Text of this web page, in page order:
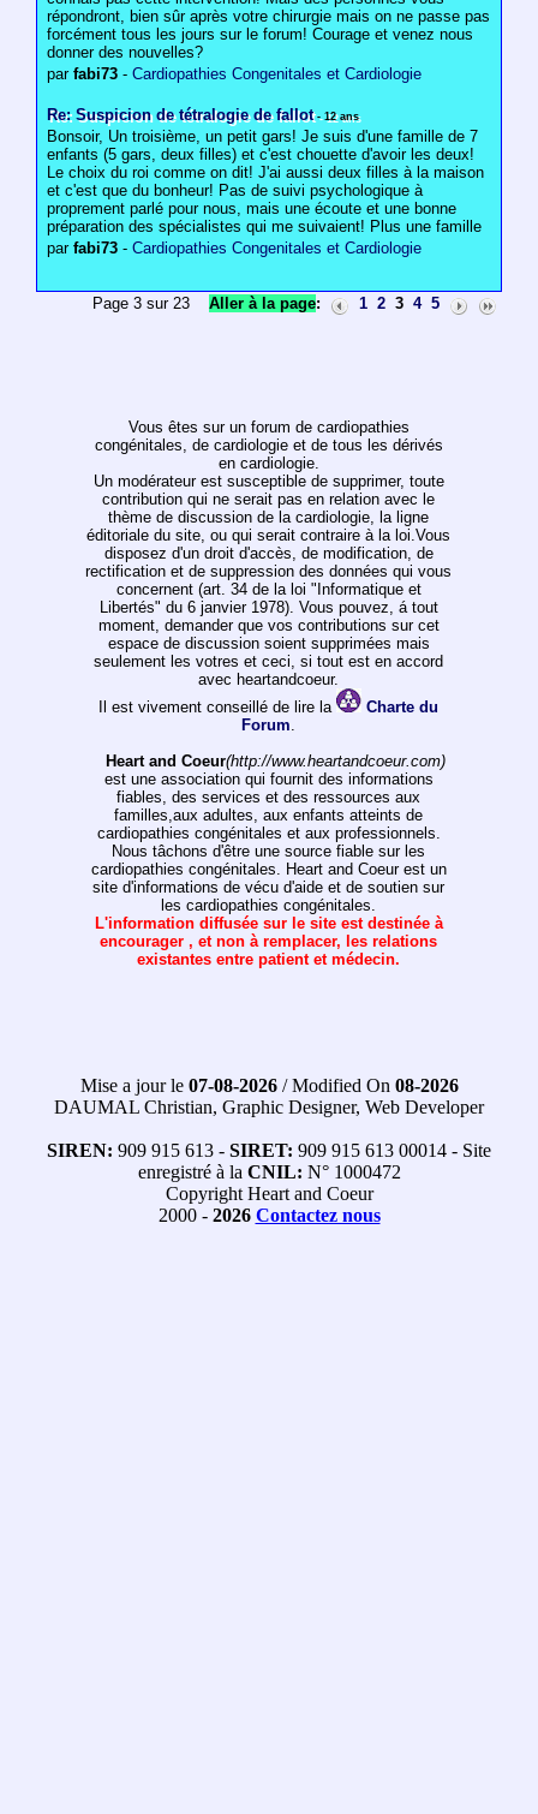
répondront, bien sûr après votre chirurgie mais on ne passe pas
forcément tous les jours sur le forum! Courage et venez nous
donner des nouvelles?
par fabi73- Cardiopathies Congenitales et Cardiologie
Re: Suspicion de tétralogie de fallot- 12 ans
Bonsoir, Un troisième, un petit gars! Je suis d'une famille de 7
enfants (5 gars, deux filles) et c'est chouette d'avoir les deux!
Le choix du roi comme on dit! J'ai aussi deux filles à la maison
et c'est que du bonheur! Pas de suivi psychologique à
proprement parlé pour nous, mais une écoute et une bonne
préparation des spécialistes qui me suivaient! Plus une famille
par fabi73- Cardiopathies Congenitales et Cardiologie
Page 3 sur 23Aller à la page: 1 2 3 4 5
Vous êtes sur un forum de cardiopathies
congénitales, de cardiologie et de tous les dérivés
en cardiologie.
Un modérateur est susceptible de supprimer, toute
contribution qui ne serait pas en relation avec le
thème de discussion de la cardiologie, la ligne
éditoriale du site, ou qui serait contraire à la loi.Vous
disposez d'un droit d'accès, de modification, de
rectification et de suppression des données qui vous
concernent (art. 34 de la loi "Informatique et
Libertés" du 6 janvier 1978). Vous pouvez, á tout
moment, demander que vos contributions sur cet
espace de discussion soient supprimées mais
seulement les votres et ceci, si tout est en accord
avec heartandcoeur.
Il est vivement conseillé de lire la
Charte du
Forum.
Heart and Coeur(http://www.heartandcoeur.com)
est une association qui fournit des informations
fiables, des services et des ressources aux
familles,aux adultes, aux enfants atteints de
cardiopathies congénitales et aux professionnels.
Nous tâchons d'être une source fiable sur les
cardiopathies congénitales. Heart and Coeur est un
site d'informations de vécu d'aide et de soutien sur
les cardiopathies congénitales.
L'information diffusée sur le site est destinée à
encourager , et non à remplacer, les relations
existantes entre patient et médecin.
Mise a jour le 07-08-2026/ Modified On 08-2026
DAUMAL Christian, Graphic Designer, Web Developer
SIREN: 909 915 613 - SIRET: 909 915 613 00014 - Site
enregistré à la CNIL: N° 1000472
Copyright Heart and Coeur
2000 - 2026 Contactez nous